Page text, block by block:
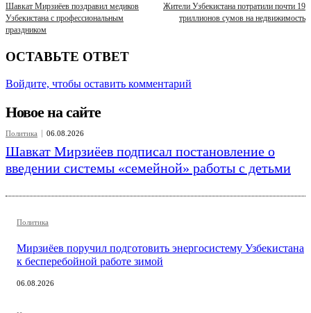
Шавкат Мирзиёев поздравил медиков
Узбекистана с профессиональным
праздником
Жители Узбекистана потратили почти 19
триллионов сумов на недвижимость
ОСТАВЬТЕ ОТВЕТ
Войдите, чтобы оставить комментарий
Новое на сайте
Политика 06.08.2026
Шавкат Мирзиёев подписал постановление о
введении системы «семейной» работы с детьми
Политика
Мирзиёев поручил подготовить энергосистему Узбекистана
к бесперебойной работе зимой
06.08.2026